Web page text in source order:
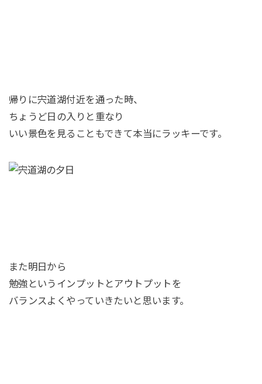
帰りに宍道湖付近を通った時、
ちょうど日の入りと重なり
いい景色を見ることもできて本当にラッキーです。
また明日から
勉強というインプットとアウトプットを
バランスよくやっていきたいと思います。